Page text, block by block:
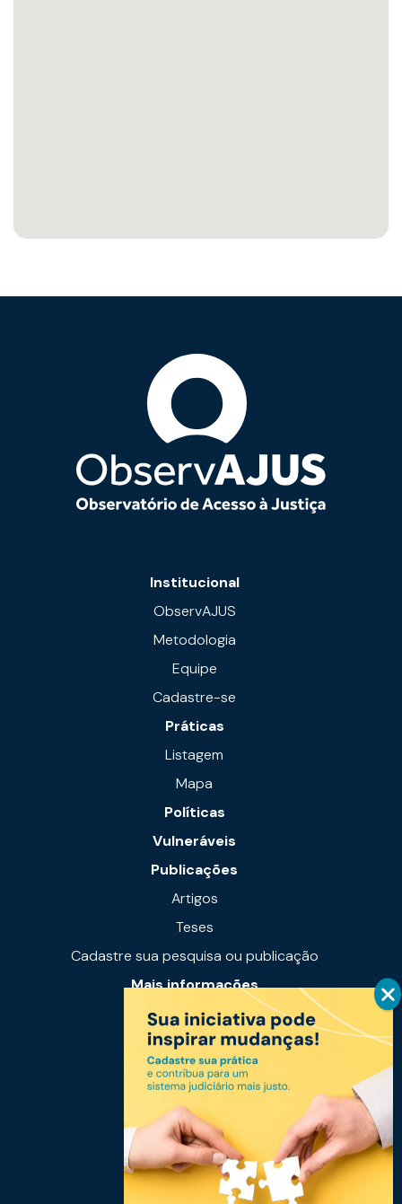
Institucional
ObservAJUS
Metodologia
Equipe
Cadastre-se
Práticas
Listagem
Mapa
Políticas
Vulneráveis
Publicações
Artigos
Teses
Cadastre sua pesquisa ou publicação
Mais informações
Notícias
Links úteis
Fale conosco